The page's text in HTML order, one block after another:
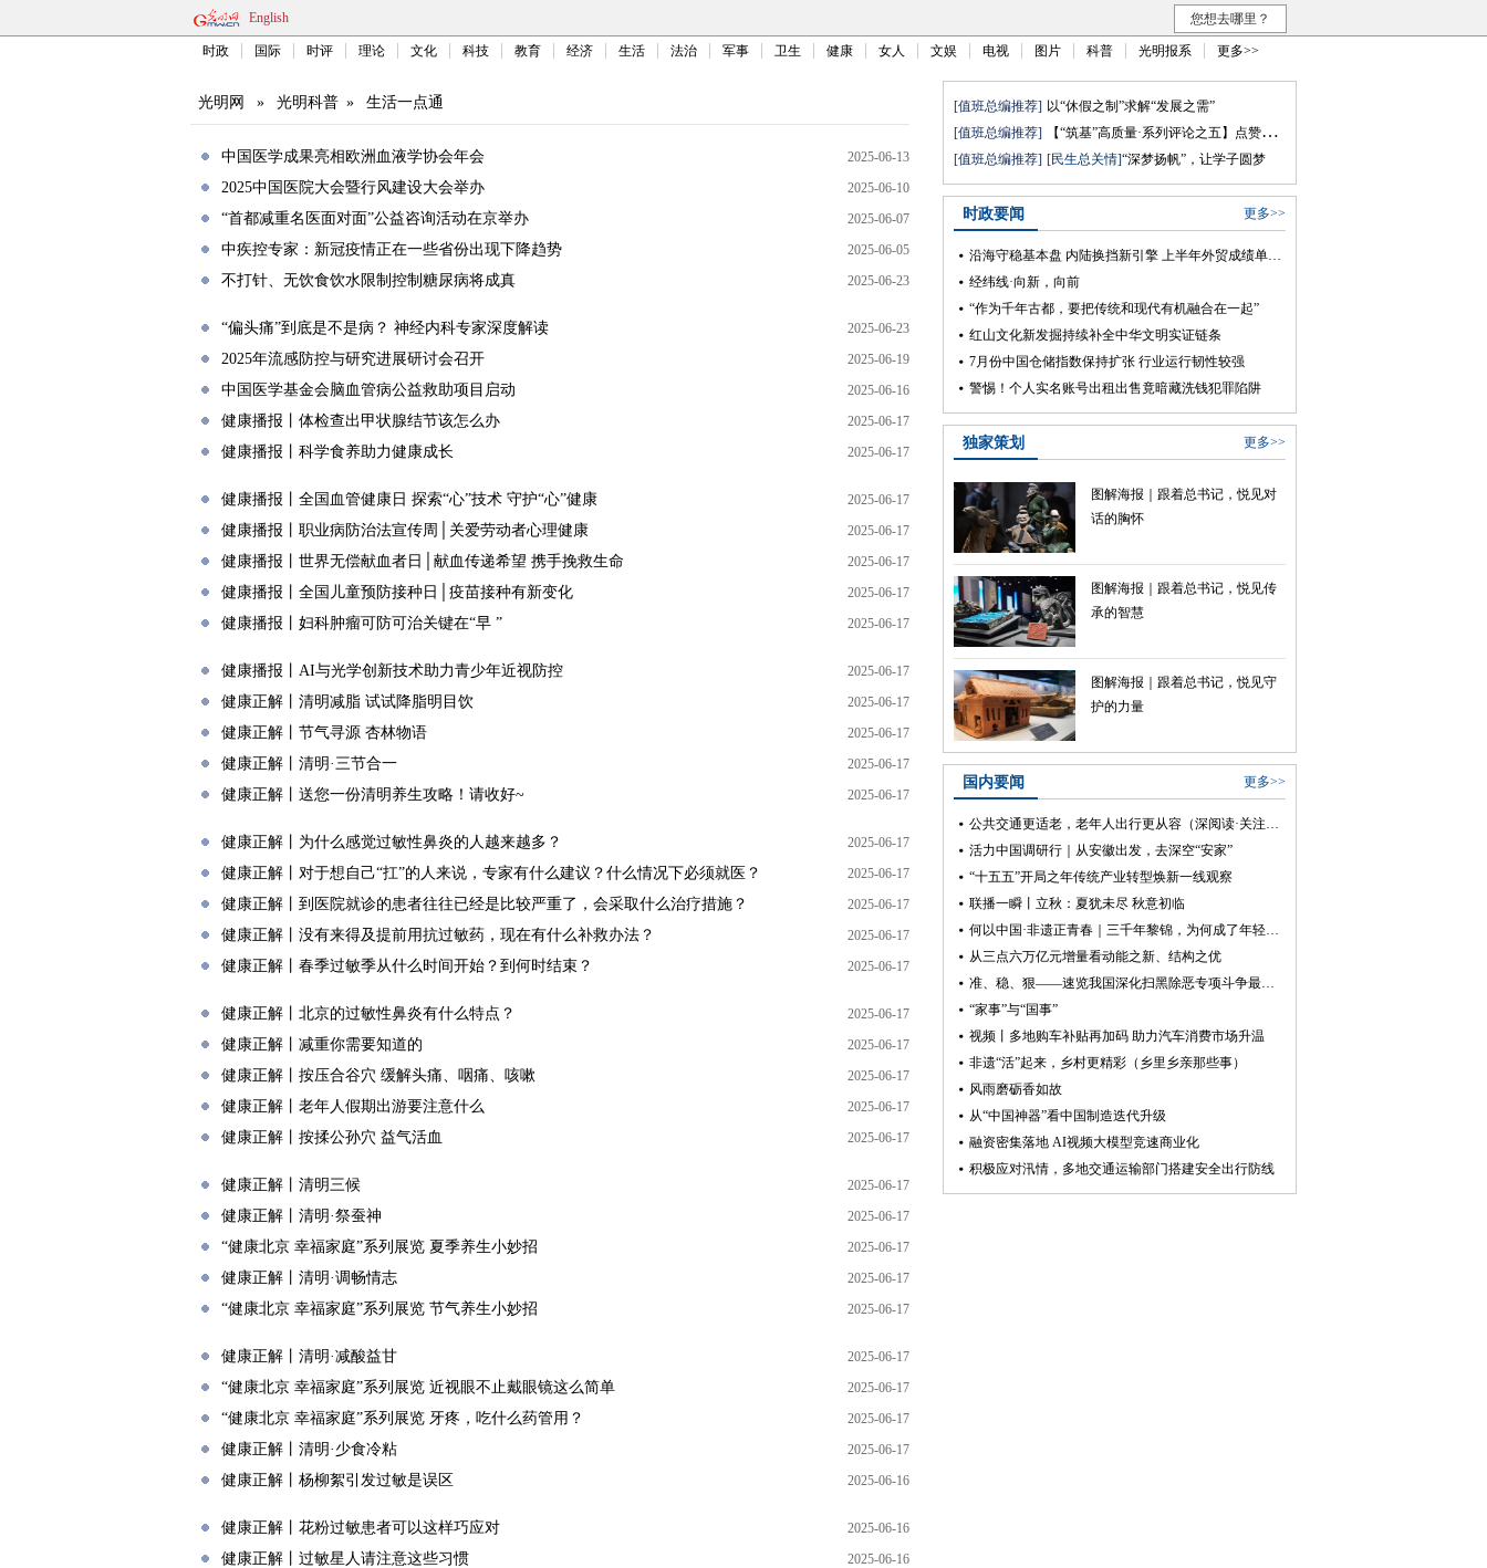
English 您想去哪里？
时政 国际 时评 理论 文化 科技 教育 经济 生活 法治 军事 卫生 健康 女人 文娱 电视 图片 科普 光明报系 更多>>
光明网 » 光明科普 » 生活一点通
中国医学成果亮相欧洲血液学协会年会 2025-06-13
2025中国医院大会暨行风建设大会举办 2025-06-10
“首都减重名医面对面”公益咨询活动在京举办 2025-06-07
中疾控专家：新冠疫情正在一些省份出现下降趋势 2025-06-05
不打针、无饮食饮水限制控制糖尿病将成真 2025-06-23
“偏头痛”到底是不是病？ 神经内科专家深度解读 2025-06-23
2025年流感防控与研究进展研讨会召开 2025-06-19
中国医学基金会脑血管病公益救助项目启动 2025-06-16
健康播报丨体检查出甲状腺结节该怎么办 2025-06-17
健康播报丨科学食养助力健康成长 2025-06-17
健康播报丨全国血管健康日 探索“心”技术 守护“心”健康 2025-06-17
健康播报丨职业病防治法宣传周│关爱劳动者心理健康 2025-06-17
健康播报丨世界无偿献血者日│献血传递希望 携手挽救生命 2025-06-17
健康播报丨全国儿童预防接种日│疫苗接种有新变化 2025-06-17
健康播报丨妇科肿瘤可防可治关键在“早 ” 2025-06-17
健康播报丨AI与光学创新技术助力青少年近视防控 2025-06-17
健康正解丨清明减脂 试试降脂明目饮 2025-06-17
健康正解丨节气寻源 杏林物语 2025-06-17
健康正解丨清明·三节合一 2025-06-17
健康正解丨送您一份清明养生攻略！请收好~ 2025-06-17
健康正解丨为什么感觉过敏性鼻炎的人越来越多？ 2025-06-17
健康正解丨对于想自己“扛”的人来说，专家有什么建议？什么情况下必须就医？ 2025-06-17
健康正解丨到医院就诊的患者往往已经是比较严重了，会采取什么治疗措施？ 2025-06-17
健康正解丨没有来得及提前用抗过敏药，现在有什么补救办法？ 2025-06-17
健康正解丨春季过敏季从什么时间开始？到何时结束？ 2025-06-17
健康正解丨北京的过敏性鼻炎有什么特点？ 2025-06-17
健康正解丨减重你需要知道的 2025-06-17
健康正解丨按压合谷穴 缓解头痛、咽痛、咳嗽 2025-06-17
健康正解丨老年人假期出游要注意什么 2025-06-17
健康正解丨按揉公孙穴 益气活血 2025-06-17
健康正解丨清明三候 2025-06-17
健康正解丨清明·祭蚕神 2025-06-17
“健康北京 幸福家庭”系列展览 夏季养生小妙招 2025-06-17
健康正解丨清明·调畅情志 2025-06-17
“健康北京 幸福家庭”系列展览 节气养生小妙招 2025-06-17
健康正解丨清明·减酸益甘 2025-06-17
“健康北京 幸福家庭”系列展览 近视眼不止戴眼镜这么简单 2025-06-17
“健康北京 幸福家庭”系列展览 牙疼，吃什么药管用？ 2025-06-17
健康正解丨清明·少食冷粘 2025-06-17
健康正解丨杨柳絮引发过敏是误区 2025-06-16
健康正解丨花粉过敏患者可以这样巧应对 2025-06-16
健康正解丨过敏星人请注意这些习惯 2025-06-16